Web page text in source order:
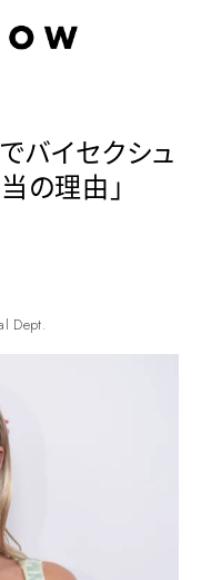
バイセクシュ
の理由」
Dept.